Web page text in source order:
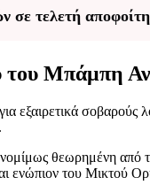
σε τελετή
του Μπάμπη
σοβαρούς
θεωρημένη από
ενώπιον του